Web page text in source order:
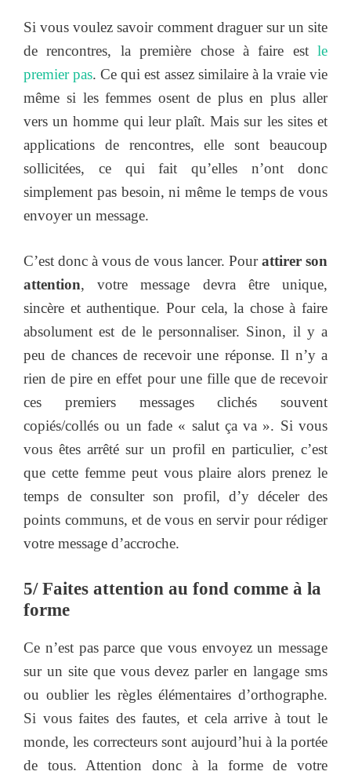
Si vous voulez savoir comment draguer sur un site
de rencontres, la première chose à faire est le
premier pas. Ce qui est assez similaire à la vraie vie
même si les femmes osent de plus en plus aller
vers un homme qui leur plaît. Mais sur les sites et
applications de rencontres, elle sont beaucoup
sollicitées, ce qui fait qu’elles n’ont donc
simplement pas besoin, ni même le temps de vous
envoyer un message.
C’est donc à vous de vous lancer. Pourattirer son
attention, votre message devra être unique,
sincère et authentique. Pour cela, la chose à faire
absolument est de le personnaliser. Sinon, il y a
peu de chances de recevoir une réponse. Il n’y a
rien de pire en effet pour une fille que de recevoir
ces premiers messages clichés souvent
copiés/collés ou un fade « salut ça va ». Si vous
vous êtes arrêté sur un profil en particulier, c’est
que cette femme peut vous plaire alors prenez le
temps de consulter son profil, d’y déceler des
points communs, et de vous en servir pour rédiger
votre message d’accroche.
5/ Faites attention au fond comme à la
forme
Ce n’est pas parce que vous envoyez un message
sur un site que vous devez parler en langage sms
ou oublier les règles élémentaires d’orthographe.
Si vous faites des fautes, et cela arrive à tout le
monde, les correcteurs sont aujourd’hui à la portée
de tous. Attention donc à la forme de votre